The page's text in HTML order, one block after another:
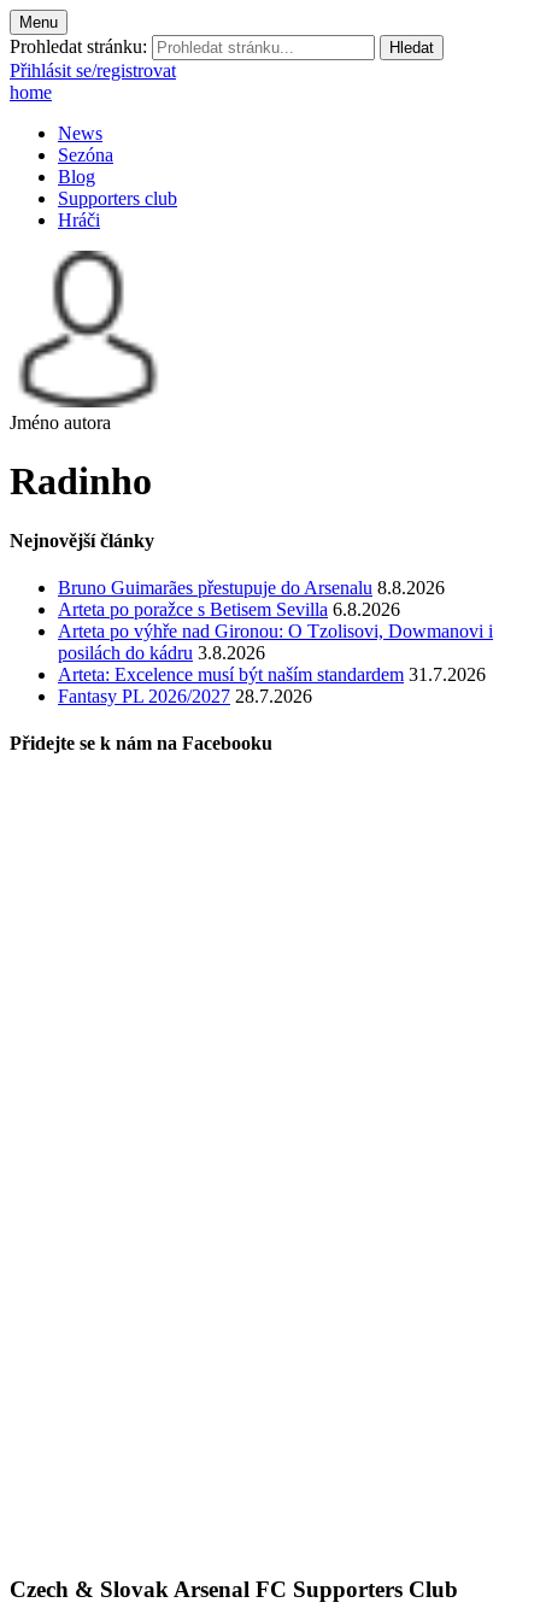
Menu
Prohledat stránku:
Přihlásit se/registrovat
home
News
Sezóna
Blog
Supporters club
Hráči
Jméno autora
Radinho
Nejnovější články
Bruno Guimarães přestupuje do Arsenalu 8.8.2026
Arteta po poražce s Betisem Sevilla 6.8.2026
Arteta po výhře nad Gironou: O Tzolisovi, Dowmanovi i
posilách do kádru 3.8.2026
Arteta: Excelence musí být naším standardem 31.7.2026
Fantasy PL 2026/2027 28.7.2026
Přidejte se k nám na Facebooku
Czech & Slovak Arsenal FC Supporters Club